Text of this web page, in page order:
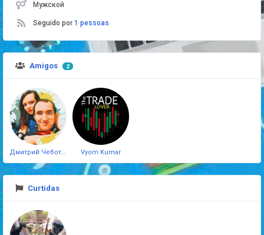
Мужской
Seguido por 1 pessoas
Amigos 2
Vyom Kumar
Curtidas